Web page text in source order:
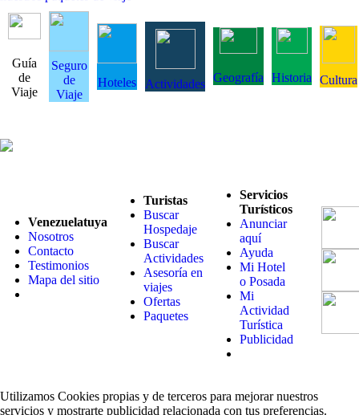
Guía
de
Viaje
Seguro
de
Viaje
Hoteles Actividades Geografía Historia Cultura
Venezuelatuya
Nosotros
Contacto
Testimonios
Mapa del sitio
Turistas
Buscar
Hospedaje
Buscar
Actividades
Asesoría en
viajes
Ofertas
Paquetes
Servicios
Turísticos
Anunciar
aquí
Ayuda
Mi Hotel
o Posada
Mi
Actividad
Turística
Publicidad
Utilizamos Cookies propias y de terceros para mejorar nuestros
servicios y mostrarte publicidad relacionada con tus preferencias.